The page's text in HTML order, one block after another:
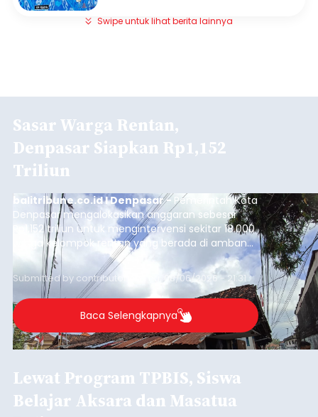
Swipe untuk lihat berita lainnya
Sasar Warga Rentan,
Denpasar Siapkan Rp1,152
Triliun
balitribune.co.id I Denpasar - Pemerintah Kota
Denpasar mengalokasikan anggaran sebesar
Rp1,152 triliun untuk mengintervensi sekitar 18.000
warga kelompok rentan yang berada di ambang
garis kemiskinan. Langkah strategis ini diambil
guna menjaga masyarakat yang berada pada
kelompok desil 5 dan 6 tersebut agar tidak
merosot ke kategori miskin.
Submitted by contributor Thu, 08/06/2026 - 21:31
Baca Selengkapnya
Lewat Program TPBIS, Siswa
Belajar Aksara dan Masatua